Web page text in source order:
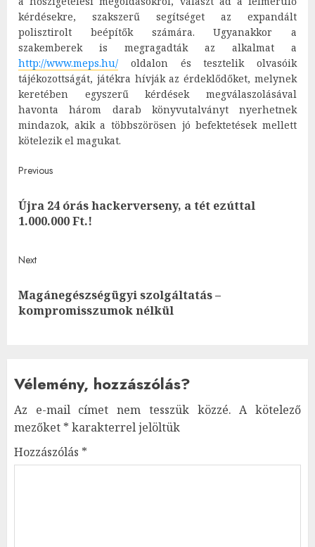
kérdésekre, szakszerű segítséget az expandált
polisztirolt beépítők számára. Ugyanakkor a
szakemberek is megragadták az alkalmat a
http://www.meps.hu/ oldalon és tesztelik olvasóik
tájékozottságát, játékra hívják az érdeklődőket, melynek
keretében egyszerű kérdések megválaszolásával
havonta három darab könyvutalványt nyerhetnek
mindazok, akik a többszörösen jó befektetések mellett
kötelezik el magukat.
Post
navigation
Previous
Újra 24 órás hackerverseny, a tét ezúttal
1.000.000 Ft.!
Next
Next
post:
Magánegészségügyi szolgáltatás –
kompromisszumok nélkül
Vélemény, hozzászólás?
Az e-mail címet nem tesszük közzé. A kötelező
mezőket * karakterrel jelöltük
Hozzászólás *